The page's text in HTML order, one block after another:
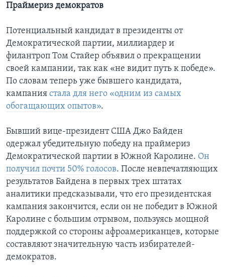
Праймериз демократов
Потенциальный кандидат в президенты от
Демократической партии, миллиардер и
филантроп Том Стайер объявил о прекращении
своей кампании, так как «не видит путь к победе».
По словам теперь уже бывшего кандидата,
кампания стала для него «одним из самых
обогащающих опытов».
Бывший вице-президент США Джо Байден
одержал убедительную победу на праймериз
Демократической партии в Южной Каролине. Он
получил почти 50% голосов. После невпечатляющих
результатов Байдена в первых трех штатах
аналитики предсказывали, что его президентская
кампания закончится, если он не победит в Южной
Каролине с большим отрывом, пользуясь мощной
поддержкой со стороны афроамериканцев, которые
составляют значительную часть избирателей-
демократов.​